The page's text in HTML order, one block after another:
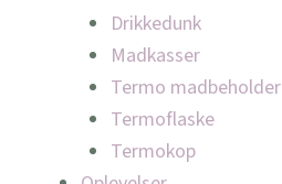
Drikkedunk
Madkasser
Termo madbeholder
Termoflaske
Termokop